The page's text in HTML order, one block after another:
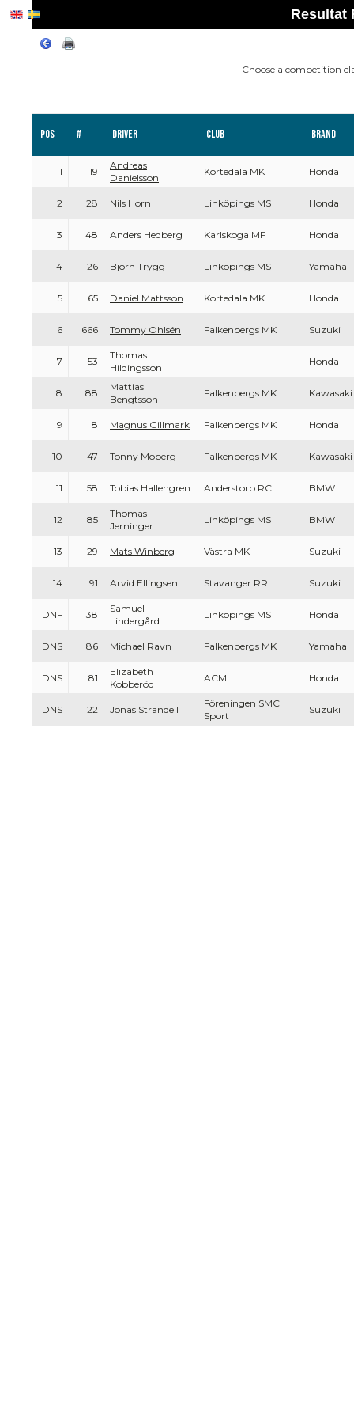
Resultat
Choose a competition
Pos # Driver Club Brand
1 19
Andreas
Danielsson
Kortedala MK Honda
2 28 Nils Horn Linköpings MS Honda
3 48 Anders Hedberg Karlskoga MF Honda
4 26 Björn Trygg Linköpings MS Yamaha
5 65 Daniel Mattsson Kortedala MK Honda
6 666 Tommy Ohlsén Falkenbergs MK Suzuki
7 53
Thomas
Hildingsson
Honda
8 88
Mattias
Bengtsson
Falkenbergs MK Kawasaki
9 8 Magnus Gillmark Falkenbergs MK Honda
10 47 Tonny Moberg Falkenbergs MK Kawasaki
11 58 Tobias Hallengren Anderstorp RC BMW
12 85
Thomas
Jerninger
Linköpings MS BMW
13 29 Mats Winberg Västra MK Suzuki
14 91 Arvid Ellingsen Stavanger RR Suzuki
DNF 38
Samuel
Lindergård
Linköpings MS Honda
DNS 86 Michael Ravn Falkenbergs MK Yamaha
DNS 81
Elizabeth
Kobberöd
ACM Honda
DNS 22 Jonas Strandell
Föreningen SMC
Sport
Suzuki